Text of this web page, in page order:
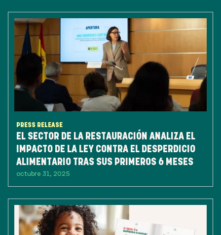
PRESS RELEASE
EL SECTOR DE LA RESTAURACIÓN ANALIZA EL
IMPACTO DE LA LEY CONTRA EL DESPERDICIO
ALIMENTARIO TRAS SUS PRIMEROS 6 MESES
octubre 31, 2025